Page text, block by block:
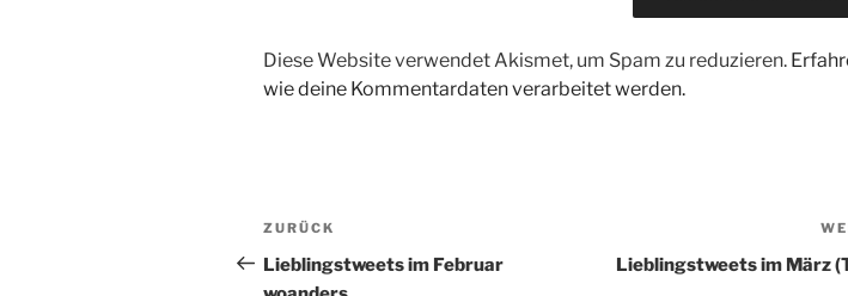
Diese Website verwendet Akismet, um Spam zu reduzieren.
wie deine Kommentardaten verarbeitet werden.
Beitragsnavigation
Vorheriger
Beitrag
ZURÜCK
Lieblingstweets im Februar
Lieblingstweets im März